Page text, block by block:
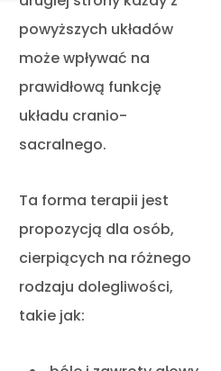
powyższych układów
może wpływać na
prawidłową funkcję
układu cranio-
sacralnego.
Ta forma terapii jest
propozycją dla osób,
cierpiących na różnego
rodzaju dolegliwości,
takie jak: